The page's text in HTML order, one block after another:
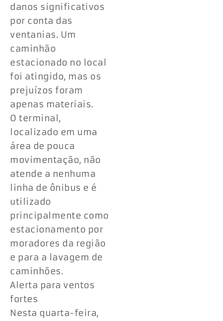
danos significativos
por conta das
ventanias. Um
caminhão
estacionado no local
foi atingido, mas os
prejuízos foram
apenas materiais.
O terminal,
localizado em uma
área de pouca
movimentação, não
atende a nenhuma
linha de ônibus e é
utilizado
principalmente como
estacionamento por
moradores da região
e para a lavagem de
caminhões.
Alerta para ventos
fortes
Nesta quarta-feira,